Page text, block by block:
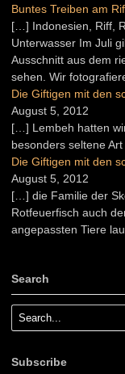
Buntes Treiben am
[…] Indonesien, Riff,
Unterwasser Im Juli
Ausschnitt aus dem
sehen. Wir
Die Giftigen mit den
August 5, 2012
[…] Lembeh hatten
besonders seltene
Die Giftigen mit den
August 5, 2012
[…] die Familie der
Rotfeuerfisch auch
angepassten Tiere
Search
Subscribe